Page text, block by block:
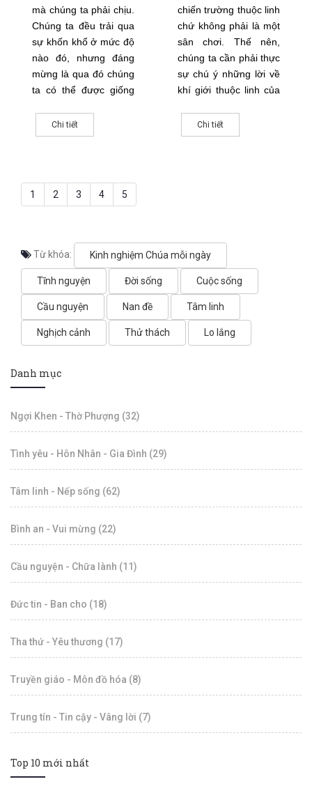
mà chúng ta phải chịu.
Chúng ta đều trải qua
sự khốn khổ ở mức độ
nào đó, nhưng đáng
mừng là qua đó chúng
ta có thể được giống
sẵn lòng trả bất kỳ giá
nào cần phải trả để trở
Chi tiết
chiến trường thuộc linh
chứ không phải là một
sân chơi. Thế nên,
chúng ta cần phải thực
sự chú ý những lời về
khí giới thuộc linh của
được đề cập đến trong
Ê-phê-sô 6: “ …để
Chi tiết
1 2 3 4 5
Từ khóa: Kinh nghiệm Chúa mỗi ngày
Tĩnh nguyện Đời sống Cuộc sống
Cầu nguyện Nan đề Tâm linh
Nghịch cảnh Thử thách Lo lắng
Danh mục
Ngợi Khen - Thờ Phượng (32)
Tình yêu - Hôn Nhân - Gia Đình (29)
Tâm linh - Nếp sống (62)
Bình an - Vui mừng (22)
Cầu nguyện - Chữa lành (11)
Đức tin - Ban cho (18)
Tha thứ - Yêu thương (17)
Truyền giáo - Môn đồ hóa (8)
Trung tín - Tin cậy - Vâng lời (7)
Top 10 mới nhất